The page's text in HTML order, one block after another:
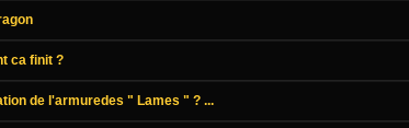
ca finit ?
de l'armuredes " Lames " ? ...